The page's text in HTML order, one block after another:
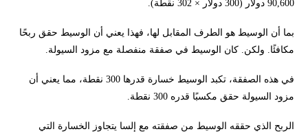
90,600 دولار (300 دولار × 302 نقطة).
بما أن الوسيط هو الطرف المقابل لها، فهذا يعني أن الوسيط حقق ربحًا
مكافئًا. ولكن. كان الوسيط في صفقة منفصلة مع مزود السيولة.
في هذه الصفقة، تكبد الوسيط خسارة قدرها 300 نقطة، مما يعني أن
مزود السيولة حقق مكسبًا قدره 300 نقطة.
الربح الذي حققه الوسيط من صفقته مع إلسا يتجاوز الخسارة التي